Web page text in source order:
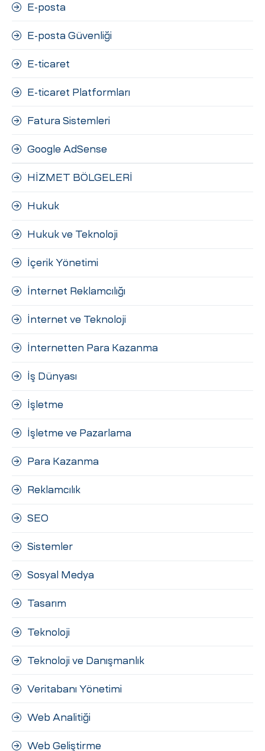
E-posta
E-posta Güvenliği
E-ticaret
E-ticaret Platformları
Fatura Sistemleri
Google AdSense
HİZMET BÖLGELERİ
Hukuk
Hukuk ve Teknoloji
İçerik Yönetimi
İnternet Reklamcılığı
İnternet ve Teknoloji
İnternetten Para Kazanma
İş Dünyası
İşletme
İşletme ve Pazarlama
Para Kazanma
Reklamcılık
SEO
Sistemler
Sosyal Medya
Tasarım
Teknoloji
Teknoloji ve Danışmanlık
Veritabanı Yönetimi
Web Analitiği
Web Geliştirme